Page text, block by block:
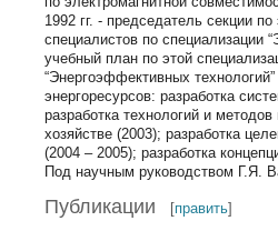
1992 гг. - председатель секции
специалистов по специализации
учебный план по этой
“Энергоэффективных
энергоресурсов: разработка
разработка технологий и
хозяйстве (2003); разработка
(2004 – 2005); разработка
Под научным руководством Г.Я.
Публикации [править]